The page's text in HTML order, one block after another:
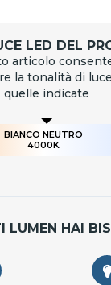
LED DEL
articolo
la tonalità di
quelle indicate
BIANCO NEUTRO
4000K
LUMEN HAI